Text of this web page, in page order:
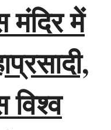
मंदिर में
विश्व